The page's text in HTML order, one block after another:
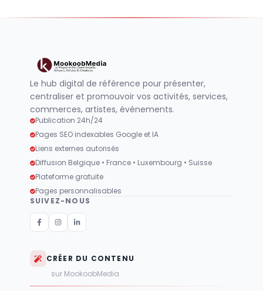
Le hub digital de référence pour présenter,
centraliser et promouvoir vos activités, services,
commerces, artistes, événements.
Publication 24h/24
Pages SEO indexables Google et IA
Liens externes autorisés
Diffusion Belgique • France • Luxembourg • Suisse
Plateforme gratuite
Pages personnalisables
SUIVEZ-NOUS
CRÉER DU CONTENU
sur MookoobMedia